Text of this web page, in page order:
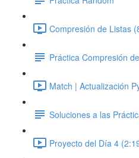
Compresión de Listas
Práctica Compresión
Match | Actualización
Soluciones a las
Proyecto del Día 4